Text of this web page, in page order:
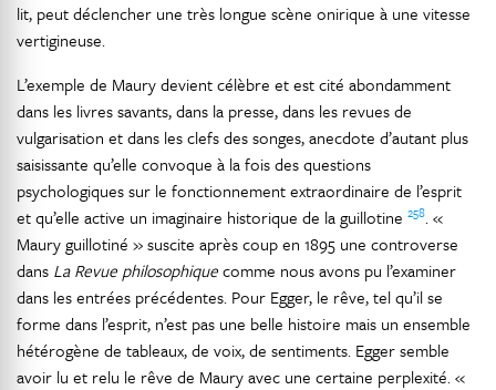
lit, peut déclencher une très longue scène onirique à une vitesse
vertigineuse.
L’exemple de Maury devient célèbre et est cité abondamment
dans les livres savants, dans la presse, dans les revues de
vulgarisation et dans les clefs des songes, anecdote d’autant plus
saisissante qu’elle convoque à la fois des questions
psychologiques sur le fonctionnement extraordinaire de l’esprit
et qu’elle active un imaginaire historique de la guillotine 258. «
Maury guillotiné » suscite après coup en 1895 une controverse
dans La Revue philosophiquecomme nous avons pu l’examiner
dans les entrées précédentes. Pour Egger, le rêve, tel qu’il se
forme dans l’esprit, n’est pas une belle histoire mais un ensemble
hétérogène de tableaux, de voix, de sentiments. Egger semble
avoir lu et relu le rêve de Maury avec une certaine perplexité. «